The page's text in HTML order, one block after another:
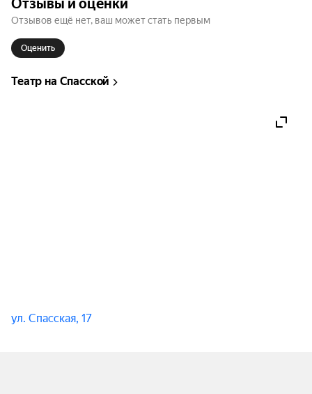
Отзывы и оценки
Отзывов ещё нет, ваш может стать первым
Оценить
Театр на Спасской
ул. Спасская, 17